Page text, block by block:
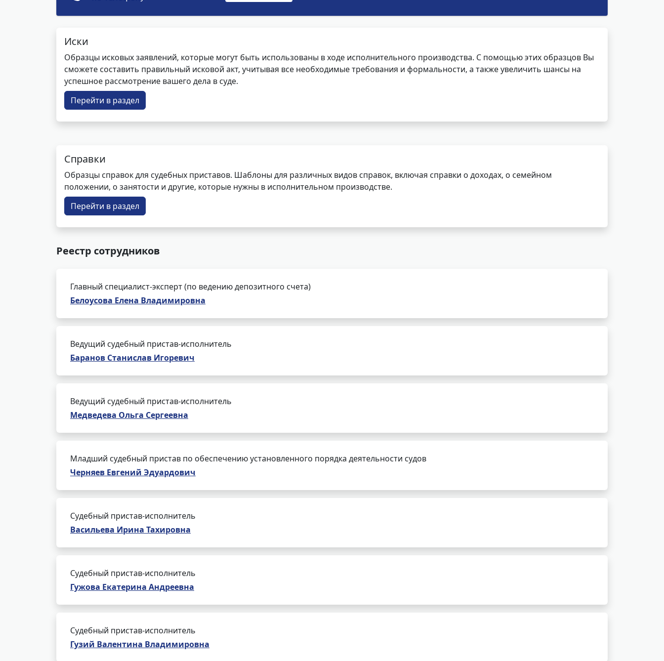
Иски
Образцы исковых заявлений, которые могут быть использованы в ходе исполнительного производства. С помощью этих образцов Вы
сможете составить правильный исковой акт, учитывая все необходимые требования и формальности, а также увеличить шансы на
успешное рассмотрение вашего дела в суде.
Перейти в раздел
Справки
Образцы справок для судебных приставов. Шаблоны для различных видов справок, включая справки о доходах, о семейном
положении, о занятости и другие, которые нужны в исполнительном производстве.
Перейти в раздел
Реестр сотрудников
Главный специалист-эксперт (по ведению депозитного счета)
Белоусова Елена Владимировна
Ведущий судебный пристав-исполнитель
Баранов Станислав Игоревич
Ведущий судебный пристав-исполнитель
Медведева Ольга Сергеевна
Младший судебный пристав по обеспечению установленного порядка деятельности судов
Черняев Евгений Эдуардович
Судебный пристав-исполнитель
Васильева Ирина Тахировна
Судебный пристав-исполнитель
Гужова Екатерина Андреевна
Судебный пристав-исполнитель
Гузий Валентина Владимировна